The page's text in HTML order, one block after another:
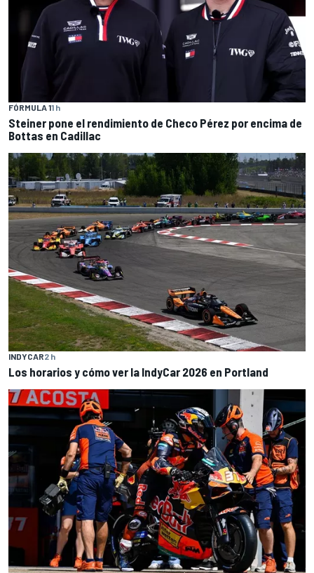
FÓRMULA 11 h
Steiner pone el rendimiento de Checo Pérez por encima de
Bottas en Cadillac
INDYCAR2 h
Los horarios y cómo ver la IndyCar 2026 en Portland